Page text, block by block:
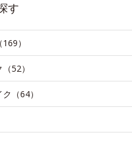
す
）
52）
（64）